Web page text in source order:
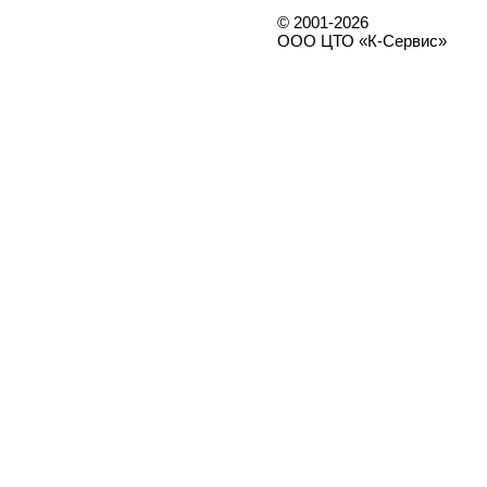
© 2001-2026
ООО ЦТО «К-Сервис»